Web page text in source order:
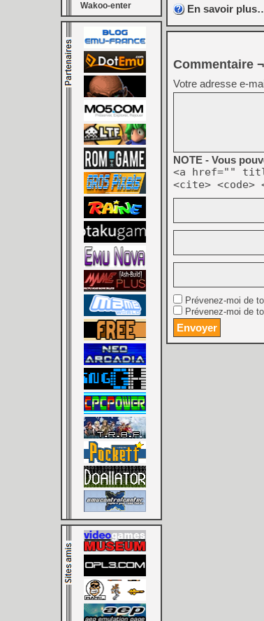
Wakoo-enter
En savoir
Commentaire ¬
Votre adresse e-
NOTE - Vous
<a href=""
<cite> <code>
Prévenez-moi de
Prévenez-moi de